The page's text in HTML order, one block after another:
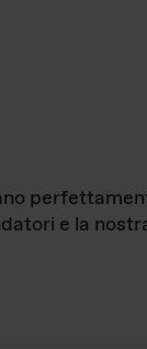
e la